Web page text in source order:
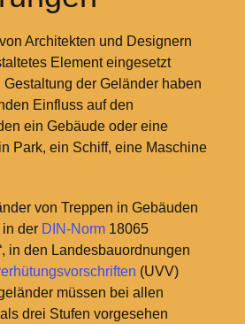
Architekten und Designern
Element eingesetzt
der Geländer haben
Einfluss auf den
ein Gebäude oder eine
Park, ein Schiff, eine Maschine
von Treppen in Gebäuden
der DIN-Norm18065
in den Landesbauordnungen
(UVV)
müssen bei allen
drei Stufen vorgesehen